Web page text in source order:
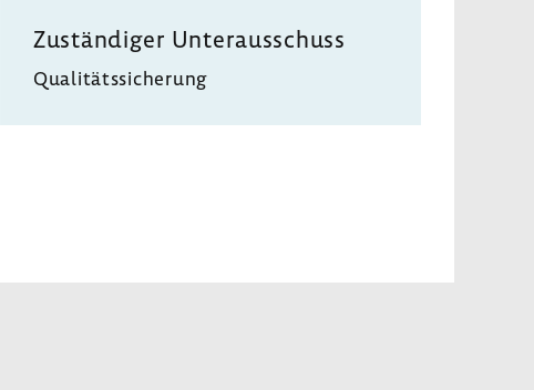
Zustän­diger Unter­aus­schuss
Quali­täts­si­che­rung